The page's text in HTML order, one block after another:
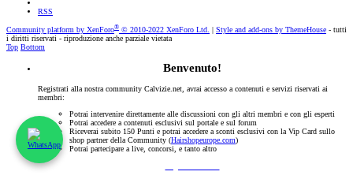
RSS
Community platform by XenForo® © 2010-2022 XenForo Ltd. Style and add-ons by ThemeHouse - tutti
i diritti riservati - riproduzione anche parziale vietata
Top Bottom
Benvenuto!
Registrati alla nostra community Calvizie.net, avrai accesso a contenuti e servizi riservati ai
membri:
Potrai intervenire direttamente alle discussioni con gli altri membri e con gli esperti
Potrai accedere a contenuti esclusivi sul portale e sul forum
Riceverai subito 150 Punti e potrai accedere a sconti esclusivi con la Vip Card sullo
shop partner della Community (Hairshopeurope.com)
Potrai partecipare a live, concorsi, e tanto altro